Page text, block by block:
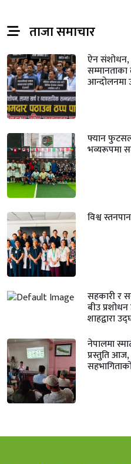
ताजा समाचार
ऐन संशोधन,
आन्दोलनमा
फ्यान फुटसल
भव्यरूपमा
विश्व
सहकारी र
बीउ प्रशोधन
शाहद्वारा
नेपालमा
प्रस्तुति